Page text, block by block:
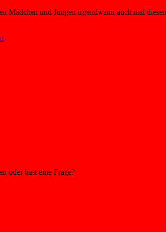
Mädchen und Jungen irgendwann auch mal
oder hast eine Frage?